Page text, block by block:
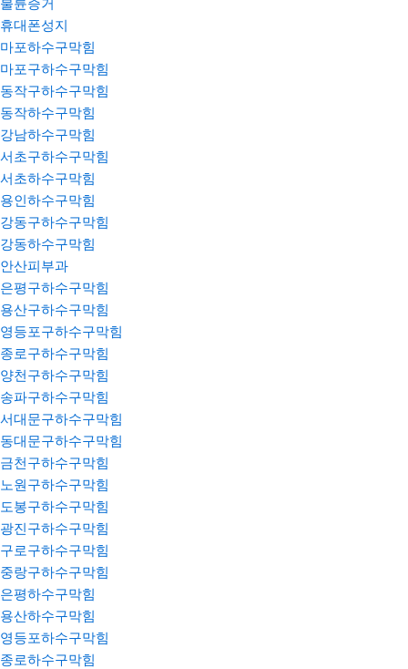
불륜증거
휴대폰성지
마포하수구막힘
마포구하수구막힘
동작구하수구막힘
동작하수구막힘
강남하수구막힘
서초구하수구막힘
서초하수구막힘
용인하수구막힘
강동구하수구막힘
강동하수구막힘
안산피부과
은평구하수구막힘
용산구하수구막힘
영등포구하수구막힘
종로구하수구막힘
양천구하수구막힘
송파구하수구막힘
서대문구하수구막힘
동대문구하수구막힘
금천구하수구막힘
노원구하수구막힘
도봉구하수구막힘
광진구하수구막힘
구로구하수구막힘
중랑구하수구막힘
은평하수구막힘
용산하수구막힘
영등포하수구막힘
종로하수구막힘